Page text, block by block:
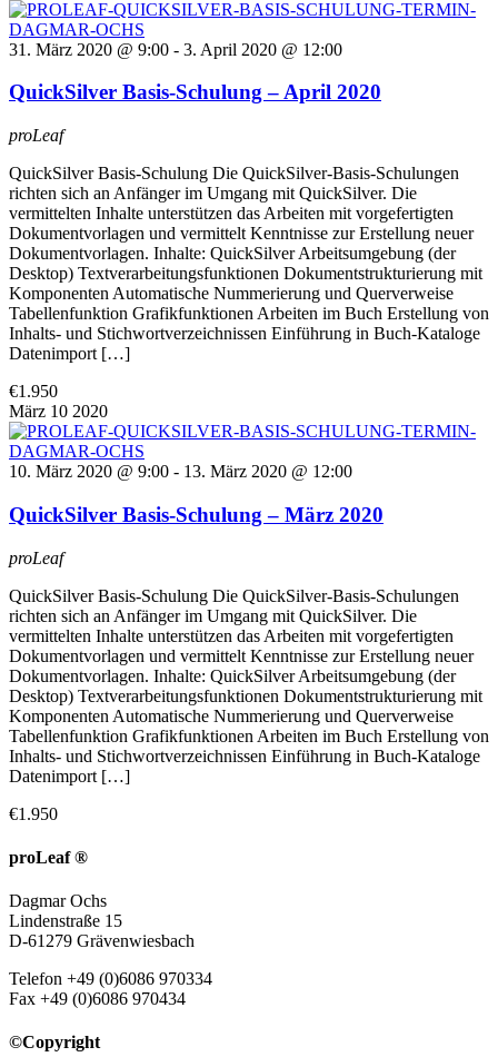
31. März 2020 @ 9:00 - 3. April 2020 @ 12:00
QuickSilver Basis-Schulung – April 2020
proLeaf
QuickSilver Basis-Schulung Die QuickSilver-Basis-Schulungen
richten sich an Anfänger im Umgang mit QuickSilver. Die
vermittelten Inhalte unterstützen das Arbeiten mit vorgefertigten
Dokumentvorlagen und vermittelt Kenntnisse zur Erstellung neuer
Dokumentvorlagen. Inhalte: QuickSilver Arbeitsumgebung (der
Desktop) Textverarbeitungsfunktionen Dokumentstrukturierung mit
Komponenten Automatische Nummerierung und Querverweise
Tabellenfunktion Grafikfunktionen Arbeiten im Buch Erstellung von
Inhalts- und Stichwortverzeichnissen Einführung in Buch-Kataloge
Datenimport […]
€1.950
März 10 2020
10. März 2020 @ 9:00 - 13. März 2020 @ 12:00
QuickSilver Basis-Schulung – März 2020
proLeaf
QuickSilver Basis-Schulung Die QuickSilver-Basis-Schulungen
richten sich an Anfänger im Umgang mit QuickSilver. Die
vermittelten Inhalte unterstützen das Arbeiten mit vorgefertigten
Dokumentvorlagen und vermittelt Kenntnisse zur Erstellung neuer
Dokumentvorlagen. Inhalte: QuickSilver Arbeitsumgebung (der
Desktop) Textverarbeitungsfunktionen Dokumentstrukturierung mit
Komponenten Automatische Nummerierung und Querverweise
Tabellenfunktion Grafikfunktionen Arbeiten im Buch Erstellung von
Inhalts- und Stichwortverzeichnissen Einführung in Buch-Kataloge
Datenimport […]
€1.950
proLeaf ®
Dagmar Ochs
Lindenstraße 15
D-61279 Grävenwiesbach
Telefon +49 (0)6086 970334
Fax +49 (0)6086 970434
©Copyright